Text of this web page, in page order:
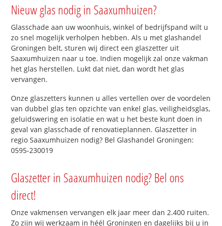
Nieuw glas nodig in Saaxumhuizen?
Glasschade aan uw woonhuis, winkel of bedrijfspand wilt u
zo snel mogelijk verholpen hebben. Als u met glashandel
Groningen belt, sturen wij direct een glaszetter uit
Saaxumhuizen naar u toe. Indien mogelijk zal onze vakman
het glas herstellen. Lukt dat niet, dan wordt het glas
vervangen.
Onze glaszetters kunnen u alles vertellen over de voordelen
van dubbel glas ten opzichte van enkel glas, veiligheidsglas,
geluidswering en isolatie en wat u het beste kunt doen in
geval van glasschade of renovatieplannen. Glaszetter in
regio Saaxumhuizen nodig? Bel Glashandel Groningen:
0595-230019
Glaszetter in Saaxumhuizen nodig? Bel ons
direct!
Onze vakmensen vervangen elk jaar meer dan 2.400 ruiten.
Zo zijn wij werkzaam in héél Groningen en dagelijks bij u in